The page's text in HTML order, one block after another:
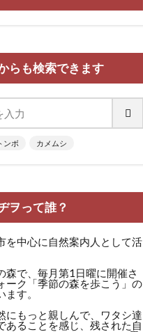
らも検索できます
ンボ カメムシ
ヲって誰？
を中心に自然案内人として活
森で、毎月第1日曜に開催さ
ーク「季節の森を歩こう」の
す。
にもっと親しんで、ワタシ達
あることを感じ、残された自